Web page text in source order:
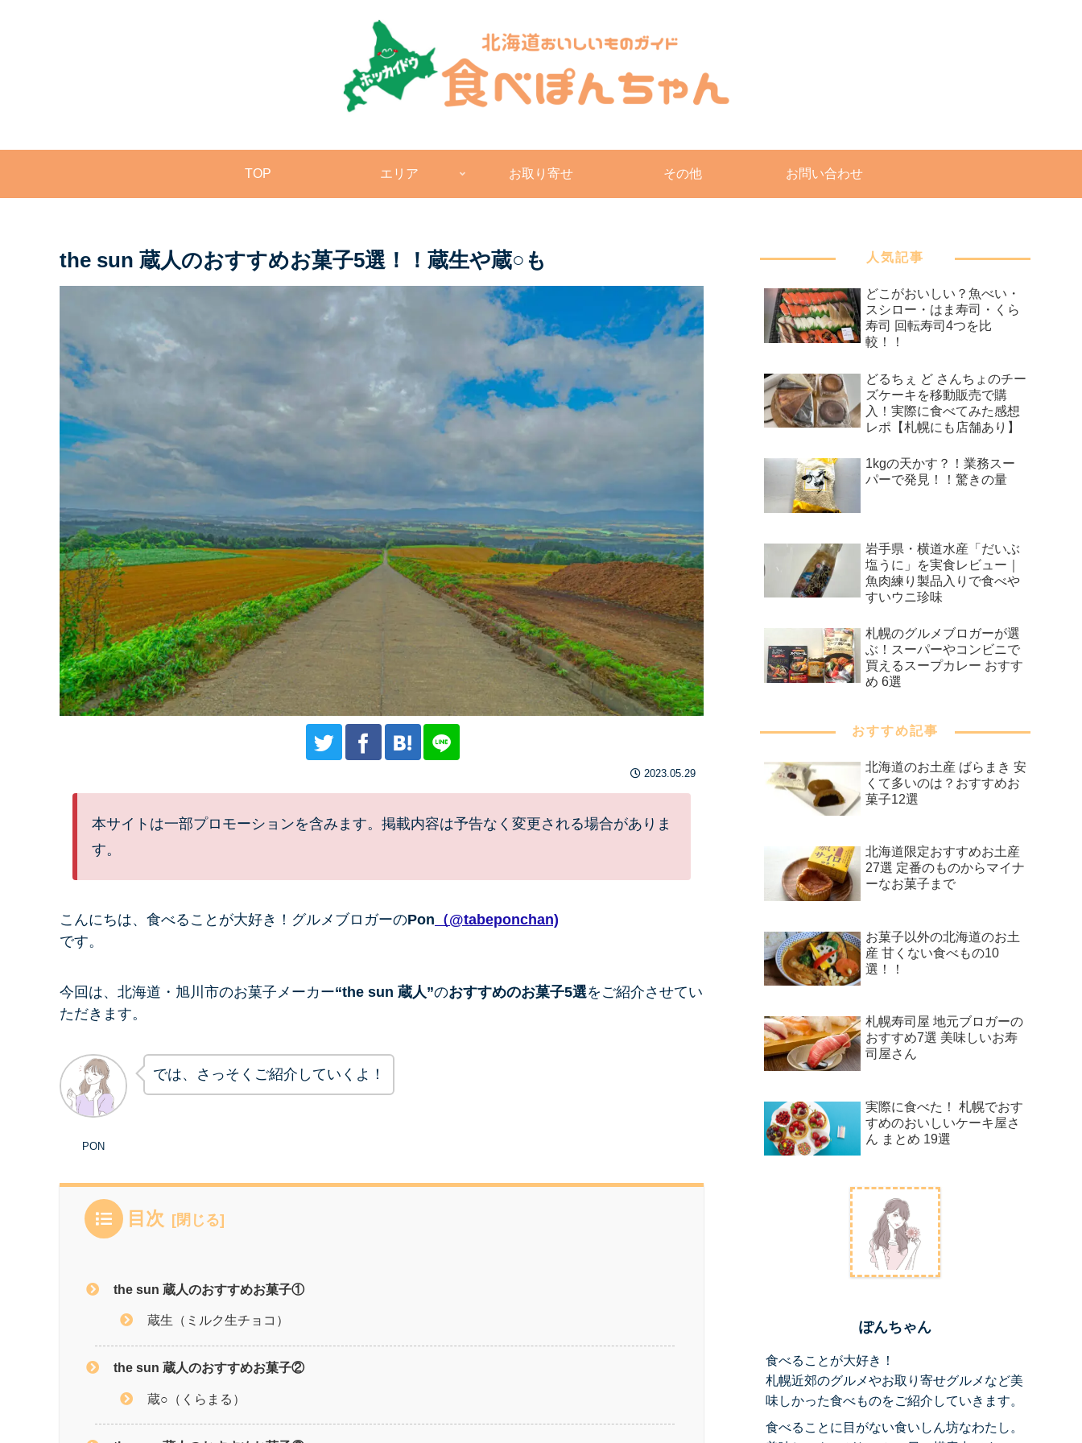
TOP エリア お取り寄せ その他 お問い合わせ
the sun 蔵人のおすすめお菓子5選！！蔵生や蔵○も
2023.05.29
本サイトは一部プロモーションを含みます。掲載内容は予告なく変更される場合がありま
す。
こんにちは、 食べることが大好き！グルメブロガーのPon （@tabeponchan)
です。
今回は、北海道・旭川市のお菓子メーカー“the sun 蔵人”のおすすめのお菓子5選をご紹介させてい
ただきます。
PON
では、さっそくご紹介していくよ！
目次
the sun 蔵人のおすすめお菓子①
蔵生（ミルク生チョコ）
the sun 蔵人のおすすめお菓子②
蔵○（くらまる）
人気記事
どこがおいしい？魚べい・
スシロー・はま寿司・くら
寿司 回転寿司4つを比
較！！
どるちぇ ど さんちょのチー
ズケーキを移動販売で購
入！実際に食べてみた感想
レポ【札幌にも店舗あり】
1kgの天かす？！業務スー
パーで発見！！驚きの量
岩手県・横道水産「だいぶ
塩うに」を実食レビュー｜
魚肉練り製品入りで食べや
すいウニ珍味
札幌のグルメブロガーが選
ぶ！スーパーやコンビニで
買えるスープカレー おすす
め 6選
おすすめ記事
北海道のお土産 ばらまき 安
くて多いのは？おすすめお
菓子12選
北海道限定おすすめお土産
27選 定番のものからマイナ
ーなお菓子まで
お菓子以外の北海道のお土
産 甘くない食べもの10
選！！
札幌寿司屋 地元ブロガーの
おすすめ7選 美味しいお寿
司屋さん
実際に食べた！ 札幌でおす
すめのおいしいケーキ屋さ
ん まとめ 19選
ぽんちゃん
食べることが大好き！
札幌近郊のグルメやお取り寄せグルメなど美
味しかった食べものをご紹介していきます。
食べることに目がない食いしん坊なわたし。